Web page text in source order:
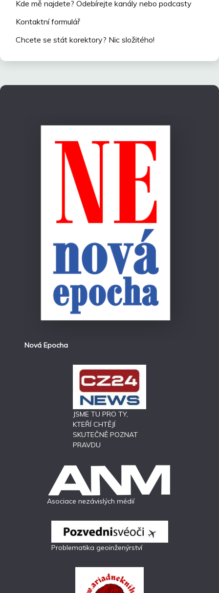
Kde mě najdete? Odebírejte kanály nebo podcasty
Kontaktní formulář
Chcete se stát korektory? Nic složitého!
Nová Epocha
JSME TU PRO TY,
KTEŘÍ CHTĚJÍ
SKUTEČNĚ POZNAT
PRAVDU
Asociace nezávislých médií
Problematika geoinženýrství